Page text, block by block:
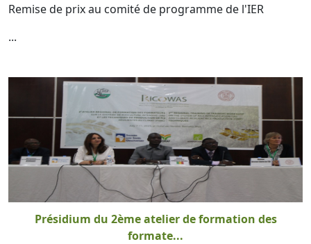
Remise de prix au comité de programme de l'IER
...
Présidium du 2ème atelier de formation des
formate...